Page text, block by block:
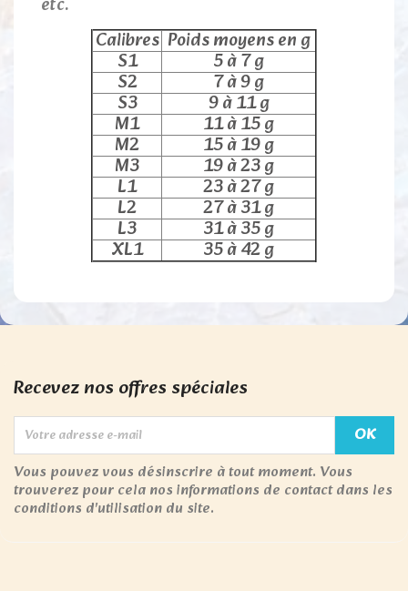
Calibres Poids moyens en g
S1 5 à 7 g
S2 7 à 9 g
S3 9 à 11 g
M1 11 à 15 g
M2 15 à 19 g
M3 19 à 23 g
L1 23 à 27 g
L2 27 à 31 g
L3 31 à 35 g
XL1 35 à 42 g
Recevez nos offres spéciales
Vous pouvez vous désinscrire à tout moment. Vous
trouverez pour cela nos informations de contact dans les
conditions d'utilisation du site.